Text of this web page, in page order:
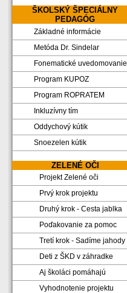
ŠKOLSKÝ ŠPECIÁLNY
PEDAGÓG
Základné informácie
Metóda Dr. Sindelar
Fonematické uvedomovanie
Program KUPOZ
Program ROPRATEM
Inkluzívny tím
Oddychový kútik
Snoezelen kútik
ZELENÉ OČI
Projekt Zelené oči
Prvý krok projektu
Druhý krok - Cesta jablka
Poďakovanie za pomoc
Tretí krok - Sadíme jahody
Deti z ŠKD v záhradke
Aj školáci pomáhajú
Vyhodnotenie projektu